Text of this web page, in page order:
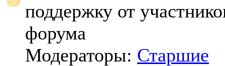
поддержку от
форума
Модераторы: Старшие